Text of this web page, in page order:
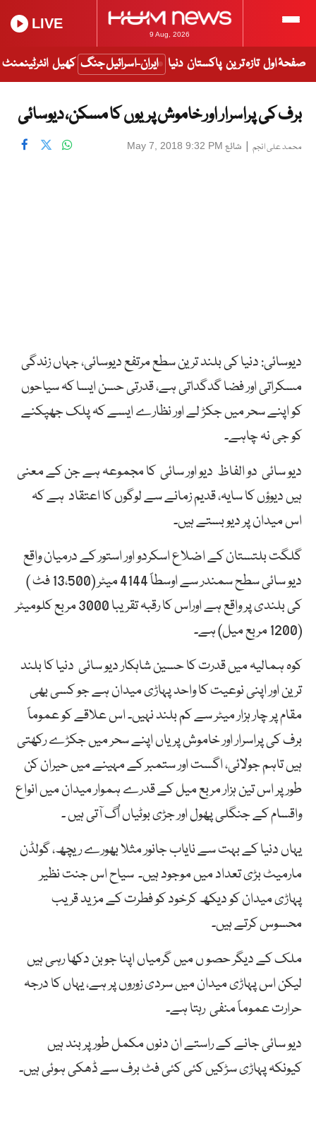
9 Aug, 2026
LIVE
صفحۂ اول تازہ ترین پاکستان دنیا ایران-اسرائیل جنگ کھیل انٹرٹینمنٹ
برف کی پراسرار اور خاموش پریوں کا مسکن، دیوسائی
محمد علی انجم | شائع May 7, 2018 9:32 PM
دیوسائی: دنیا کی بلند ترین سطع مرتفع دیوسائی، جہاں زندگی
مسکراتی اور فضا گدگداتی ہے، قدرتی حسن ایسا کہ سیاحوں
کو اپنے سحر میں جکڑ لے اور نظارے ایسے کہ پلک جھپکنے
کو جی نہ چاہے۔
دیو سائی دو الفاظ دیو اور سائی کا مجموعہ ہے جن کے معنی
ہیں دیوؤں کا سایہ، قدیم زمانے سے لوگوں کا اعتقاد ہے کہ
اس میدان پر دیو بستے ہیں۔
گلگت بلتستان کے اضلاع اسکردو اور استور کے درمیان واقع
دیو سائی سطح سمندر سے اوسطاً 4144 میٹر (13،500 فٹ )
کی بلندی پر واقع ہے اوراس کا رقبہ تقریبا 3000 مربع کلومیٹر
(1200 مربع میل) ہے۔
کوہ ہمالیہ میں قدرت کا حسین شاہکار دیو سائی دنیا کا بلند
ترین اور اپنی نوعیت کا واحد پہاڑی میدان ہے جو کسی بھی
مقام پر چار ہزار میٹر سے کم بلند نہیں۔ اس علاقے کو عموماً
برف کی پراسرار اور خاموش پریاں اپنے سحر میں جکڑے رکھتی
ہیں تاہم جولائی، اگست اور ستمبر کے مہینے میں حیران کن
طور پر اس تین ہزار مربع میل کے قدرے ہموار میدان میں انواع
واقسام کے جنگلی پھول اور جڑی بوٹیاں اُگ آتی ہیں ۔
یہاں دنیا کے بہت سے نایاب جانور مثلا بھورے ریچھ، گولڈن
مارمیٹ بڑی تعداد میں موجود ہیں۔ سیاح اس جنت نظیر
پہاڑی میدان کو دیکھ کرخود کو فطرت کے مزید قریب
محسوس کرتے ہیں۔
ملک کے دیگر حصو ں میں گرمیاں اپنا جوبن دکھا رہی ہیں
لیکن اس پہاڑی میدان میں سردی زوروں پر ہے، یہاں کا درجہ
حرارت عموماً منفی رہتا ہے۔
دیو سائی جانے کے راستے ان دنوں مکمل طور پر بند ہیں
کیونکہ پہاڑی سڑکیں کئی کئی فٹ برف سے ڈھکی ہوئی ہیں۔